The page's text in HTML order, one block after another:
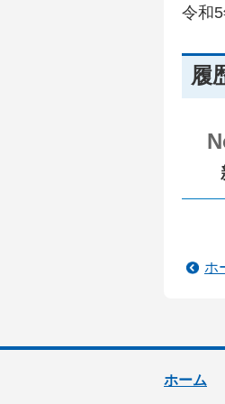
令和
履
ホ
ホーム